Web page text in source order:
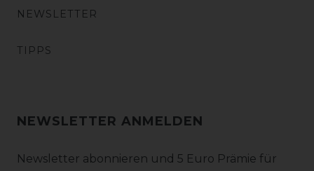
NEWSLETTER
TIPPS
NEWSLETTER ANMELDEN
Newsletter abonnieren und 5 Euro Prämie für